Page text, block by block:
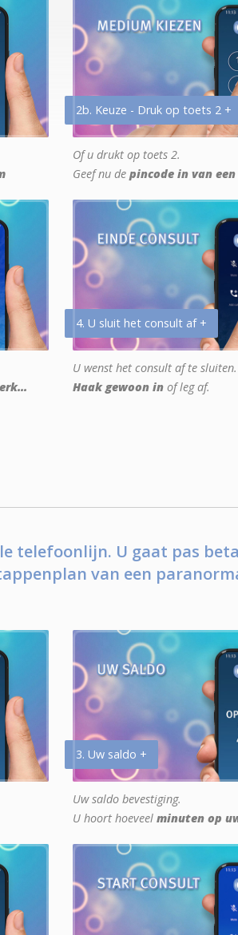
2b. Keuze - Druk op toets 2 +
Of u drukt op toets 2.
Geef nu de pincode in van
4. U sluit het consult af +
U wenst het consult af te sluiten.
Haak gewoon in of leg af.
telefoonlijn. U gaat pas
van een
3. Uw saldo +
Uw saldo bevestiging.
U hoort hoeveel minuten op